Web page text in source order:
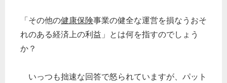
「その他の健康保険事業の健全な運営を損なうおそ
れのある経済上の利益」とは何を指すのでしょう
か？
いっつも拙速な回答で怒られていますが、パット